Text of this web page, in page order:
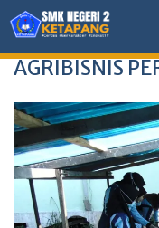
AGRIBISNIS